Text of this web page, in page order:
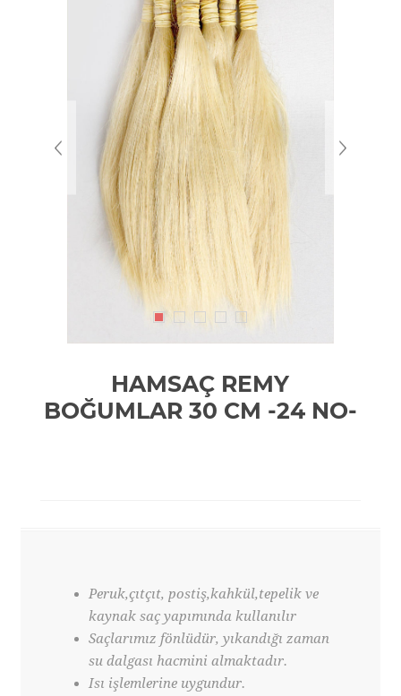
HAMSAÇ REMY
BOĞUMLAR 30 CM -24 NO-
Peruk,çıtçıt, postiş,kahkül,tepelik ve
kaynak saç yapımında kullanılır
Saçlarımız fönlüdür, yıkandığı zaman
su dalgası hacmini almaktadır.
Isı işlemlerine uygundur.